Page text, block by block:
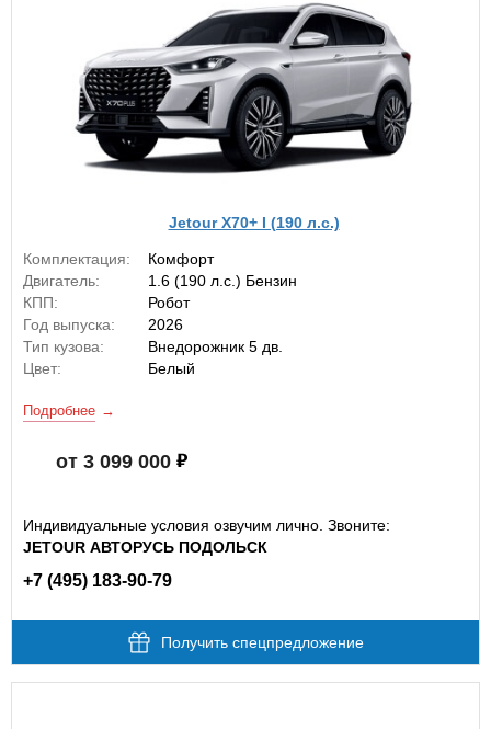
Jetour X70+ I (190 л.с.)
Комплектация:
Комфорт
Двигатель:
1.6 (190 л.с.) Бензин
КПП:
Робот
Год выпуска:
2026
Тип кузова:
Внедорожник 5 дв.
Цвет:
Белый
Подробнее
от 3 099 000
Индивидуальные условия озвучим лично. Звоните:
JETOUR АВТОРУСЬ ПОДОЛЬСК
+7 (495) 183-90-79
Получить спецпредложение